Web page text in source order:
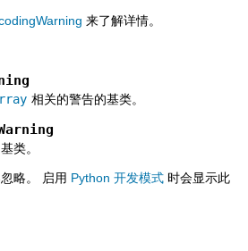
来了解详情。
相关的警告的基类。
类。
略。 启用 Python 开发模式 时会显示此